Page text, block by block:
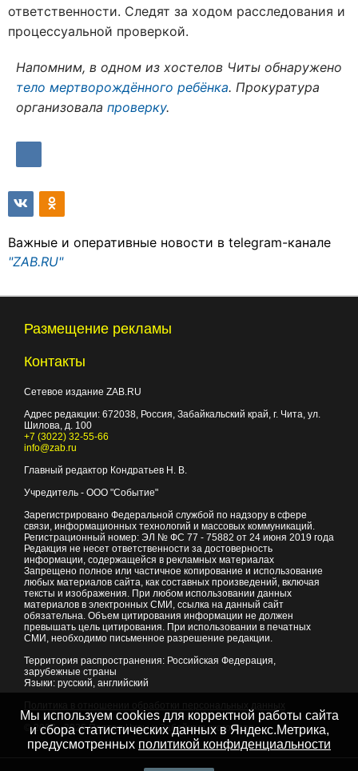
ответственности. Следят за ходом расследования и
процессуальной проверкой.
Напомним, в одном из хостелов Читы обнаружено
тело мертворождённого ребёнка. Прокуратура
организовала проверку.
Важные и оперативные новости в telegram-канале
"ZAB.RU"
Размещение рекламы
Контакты
Сетевое издание ZAB.RU
Адрес редакции: 672038 , Россия, Забайкальский край, г. Чита ул.
Шилова, д. 100
+7 (3022) 32-55-66
info@zab.ru
Главный редактор Кондратьев Н. В.
Учредитель - ООО "Событие"
Зарегистрировано Федеральной службой по надзору в сфере
связи, информационных технологий и массовых коммуникаций.
Регистрационный номер: ЭЛ № ФС 77 - 75882 от 24 июня 2019 года
Редакция не несет ответственности за достоверность
информации, содержащейся в рекламных материалах
Запрещено полное или частичное копирование и использование
любых материалов сайта, как составных произведений, включая
тексты и изображения. При любом использовании данных
материалов в электронных СМИ, ссылка на данный сайт
обязательна. Объем цитирования информации не должен
превышать цель цитирования. При использовании в печатных
СМИ, необходимо письменное разрешение редакции.
Территория распространения: Российская Федерация,
зарубежные страны
Языки: русский, английский
© 2007 - 2026Портал Читы и Забайкальского края
Мы используем cookies для корректной работы сайта
и сбора статистических данных в Яндекс.Метрика,
предусмотренных политикой конфиденциальности